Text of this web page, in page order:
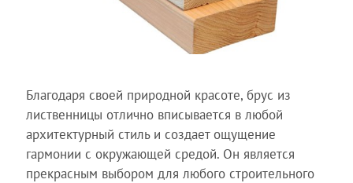
Благодаря своей природной красоте, брус из
лиственницы отлично вписывается в любой
архитектурный стиль и создает ощущение
гармонии с окружающей средой. Он является
прекрасным выбором для любого строительного